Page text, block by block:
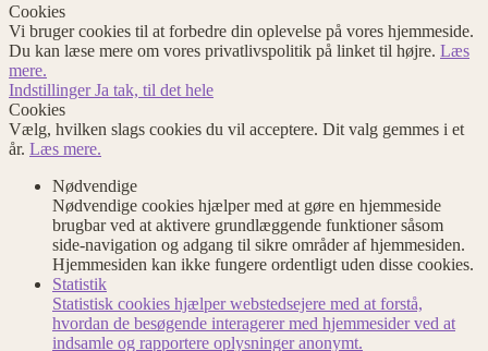
Cookies
Vi bruger cookies til at forbedre din oplevelse på vores hjemmeside.
Du kan læse mere om vores privatlivspolitik på linket til højre. Læs
mere.
IndstillingerJa tak, til det hele
Cookies
Vælg, hvilken slags cookies du vil acceptere. Dit valg gemmes i et
år. Læs mere.
Nødvendige
Nødvendige cookies hjælper med at gøre en hjemmeside
brugbar ved at aktivere grundlæggende funktioner såsom
side-navigation og adgang til sikre områder af hjemmesiden.
Hjemmesiden kan ikke fungere ordentligt uden disse cookies.
Statistik
Statistisk cookies hjælper webstedsejere med at forstå,
hvordan de besøgende interagerer med hjemmesider ved at
indsamle og rapportere oplysninger anonymt.